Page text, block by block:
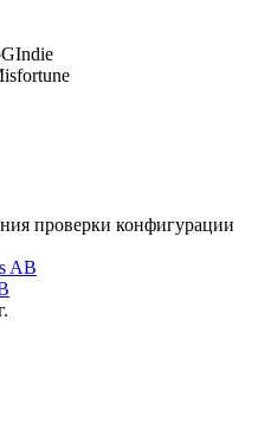
Indie
проверки конфигурации
AB